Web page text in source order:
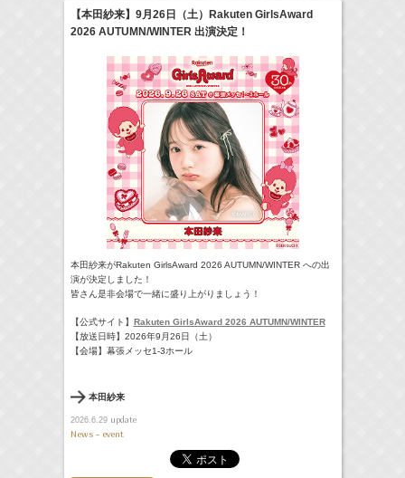
本日の出演情報8/6(Thu) イベント販売情報
> More
【本田紗来】9月26日（土）Rakuten GirlsAward
2026 AUTUMN/WINTER 出演決定！
本田紗来がRakuten GirlsAward 2026 AUTUMN/WINTER への出
演が決定しました！
皆さん是非会場で一緒に盛り上がりましょう！
【公式サイト】 Rakuten GirlsAward 2026 AUTUMN/WINTER
【放送日時】2026年9月26日（土）
【会場】幕張メッセ1-3ホール
本田紗来
2026.6.29update
News - event